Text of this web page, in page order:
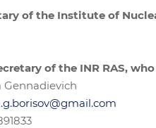
of the Institute of
of the INR RAS,
Gennadievich